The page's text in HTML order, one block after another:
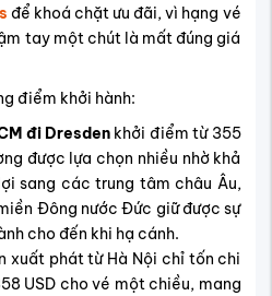
để khoá chặt ưu đãi, vì hạng vé
tay một chút là mất đúng giá
điểm khởi hành:
đi Dresden khởi điểm từ 355
được lựa chọn nhiều nhờ khả
sang các trung tâm châu Âu,
Đông nước Đức giữ được sự
cho đến khi hạ cánh.
xuất phát từ Hà Nội chỉ tốn chi
USD cho vé một chiều, mang